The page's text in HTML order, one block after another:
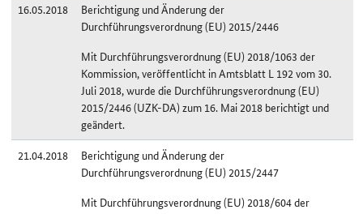
16.05.2018
Berichtigung und Änderung der
Durchführungsverordnung (EU) 2015/2446
Mit Durchführungsverordnung (EU) 2018/1063 der
Kommission, veröffentlicht in Amtsblatt L 192 vom 30.
Juli 2018, wurde die Durchführungsverordnung (EU)
2015/2446 (UZK-DA) zum 16. Mai 2018 berichtigt und
geändert.
21.04.2018
Berichtigung und Änderung der
Durchführungsverordnung (EU) 2015/2447
Mit Durchführungsverordnung (EU) 2018/604 der